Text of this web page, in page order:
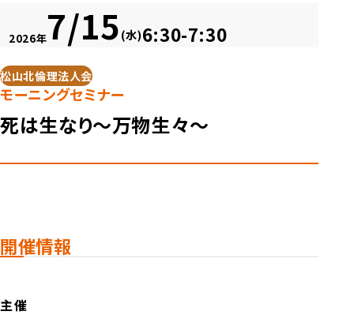
2026年7/15 (水)6:30-7:30
松山北倫理法人会
モーニングセミナー
死は生なり～万物生々～
開催情報
主催